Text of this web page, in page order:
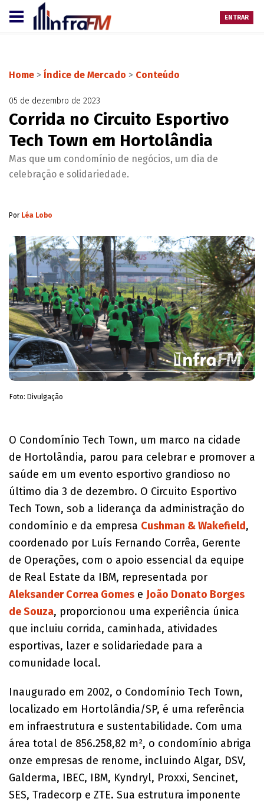
ENTRAR
Home > Índice de Mercado > Conteúdo
05 de dezembro de 2023
Corrida no Circuito Esportivo
Tech Town em Hortolândia
Mas que um condomínio de negócios, um dia de
celebração e solidariedade.
Por Léa Lobo
Foto: Divulgação
O Condomínio Tech Town, um marco na cidade
de Hortolândia, parou para celebrar e promover a
saúde em um evento esportivo grandioso no
último dia 3 de dezembro. O Circuito Esportivo
Tech Town, sob a liderança da administração do
condomínio e da empresa Cushman & Wakefield,
coordenado por Luís Fernando Corrêa, Gerente
de Operações, com o apoio essencial da equipe
de Real Estate da IBM, representada por
Aleksander Correa Gomes e João Donato Borges
de Souza, proporcionou uma experiência única
que incluiu corrida, caminhada, atividades
esportivas, lazer e solidariedade para a
comunidade local.
Inaugurado em 2002, o Condomínio Tech Town,
localizado em Hortolândia/SP, é uma referência
em infraestrutura e sustentabilidade. Com uma
área total de 856.258,82 m², o condomínio abriga
onze empresas de renome, incluindo Algar, DSV,
Galderma, IBEC, IBM, Kyndryl, Proxxi, Sencinet,
SES, Tradecorp e ZTE. Sua estrutura imponente